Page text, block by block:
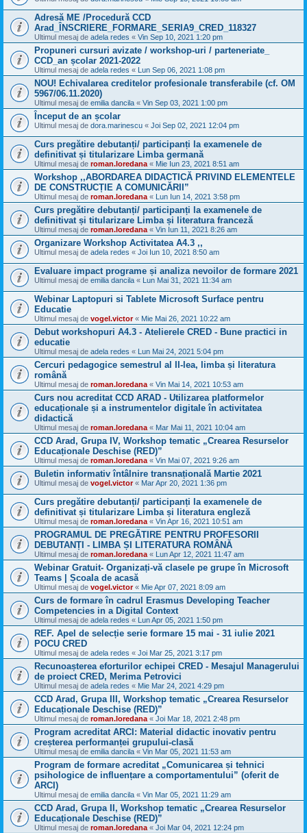
Adresă ME /Procedură CCD
Arad_ÎNSCRIERE_FORMARE_SERIA9_CRED_118327
Ultimul mesaj de adela redes « Vin Sep 10, 2021 1:20 pm
Propuneri cursuri avizate / workshop-uri / parteneriate_
CCD_an școlar 2021-2022
Ultimul mesaj de adela redes « Lun Sep 06, 2021 1:08 pm
NOU! Echivalarea creditelor profesionale transferabile (cf. OM
5967/06.11.2020)
Ultimul mesaj de emilia dancila « Vin Sep 03, 2021 1:00 pm
Început de an școlar
Ultimul mesaj de dora.marinescu « Joi Sep 02, 2021 12:04 pm
Curs pregătire debutanți/ participanți la examenele de
definitivat și titularizare Limba germană
Ultimul mesaj de roman.loredana « Mie Iun 23, 2021 8:51 am
Workshop ,,ABORDAREA DIDACTICĂ PRIVIND ELEMENTELE
DE CONSTRUCȚIE A COMUNICĂRII”
Ultimul mesaj de roman.loredana « Lun Iun 14, 2021 3:58 pm
Curs pregătire debutanți/ participanți la examenele de
definitivat și titularizare Limba și literatura franceză
Ultimul mesaj de roman.loredana « Vin Iun 11, 2021 8:26 am
Organizare Workshop Activitatea A4.3 ,,
Ultimul mesaj de adela redes « Joi Iun 10, 2021 8:50 am
Evaluare impact programe și analiza nevoilor de formare 2021
Ultimul mesaj de emilia dancila « Lun Mai 31, 2021 11:34 am
Webinar Laptopuri si Tablete Microsoft Surface pentru
Educatie
Ultimul mesaj de vogel.victor« Mie Mai 26, 2021 10:22 am
Debut workshopuri A4.3 - Atelierele CRED - Bune practici in
educatie
Ultimul mesaj de adela redes « Lun Mai 24, 2021 5:04 pm
Cercuri pedagogice semestrul al II-lea, limba și literatura
română
Ultimul mesaj de roman.loredana « Vin Mai 14, 2021 10:53 am
Curs nou acreditat CCD ARAD - Utilizarea platformelor
educaționale și a instrumentelor digitale în activitatea
didactică
Ultimul mesaj de roman.loredana « Mar Mai 11, 2021 10:04 am
CCD Arad, Grupa IV, Workshop tematic „Crearea Resurselor
Educaționale Deschise (RED)”
Ultimul mesaj de roman.loredana « Vin Mai 07, 2021 9:26 am
Buletin informativ întâlnire transnațională Martie 2021
Ultimul mesaj de vogel.victor« Mar Apr 20, 2021 1:36 pm
Curs pregătire debutanți/ participanți la examenele de
definitivat și titularizare Limba și literatura engleză
Ultimul mesaj de roman.loredana « Vin Apr 16, 2021 10:51 am
PROGRAMUL DE PREGĂTIRE PENTRU PROFESORII
DEBUTANȚI - LIMBA ȘI LITERATURA ROMÂNĂ
Ultimul mesaj de roman.loredana « Lun Apr 12, 2021 11:47 am
Webinar Gratuit- Organizați-vă clasele pe grupe în Microsoft
Teams | Școala de acasă
Ultimul mesaj de vogel.victor« Mie Apr 07, 2021 8:09 am
Curs de formare în cadrul Erasmus Developing Teacher
Competencies in a Digital Context
Ultimul mesaj de adela redes « Lun Apr 05, 2021 1:50 pm
REF. Apel de selecție serie formare 15 mai - 31 iulie 2021
POCU CRED
Ultimul mesaj de adela redes « Joi Mar 25, 2021 3:17 pm
Recunoașterea eforturilor echipei CRED - Mesajul Managerului
de proiect CRED, Merima Petrovici
Ultimul mesaj de adela redes « Mie Mar 24, 2021 4:29 pm
CCD Arad, Grupa III, Workshop tematic „Crearea Resurselor
Educaționale Deschise (RED)”
Ultimul mesaj de roman.loredana « Joi Mar 18, 2021 2:48 pm
Program acreditat ARCI: Material didactic inovativ pentru
creșterea performanței grupului-clasă
Ultimul mesaj de emilia dancila « Vin Mar 05, 2021 11:53 am
Program de formare acreditat „Comunicarea și tehnici
psihologice de influențare a comportamentului” (oferit de
ARCI)
Ultimul mesaj de emilia dancila « Vin Mar 05, 2021 11:29 am
CCD Arad, Grupa II, Workshop tematic „Crearea Resurselor
Educaționale Deschise (RED)”
Ultimul mesaj de roman.loredana « Joi Mar 04, 2021 12:24 pm